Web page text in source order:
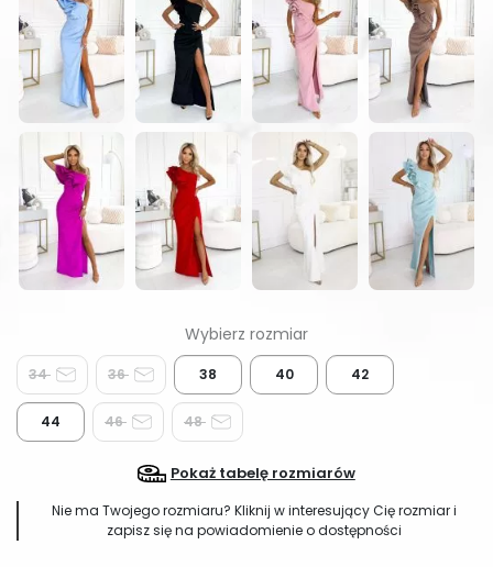
34 36 38 40 42
44 46 48
Pokaż tabelę rozmiarów
Nie ma Twojego rozmiaru? Kliknij w interesujący Cię rozmiar i
zapisz się na powiadomienie o dostępności